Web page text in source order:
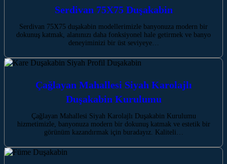
Serdivan 75X75 Duşakabin
Serdivan 75X75 duşakabin modellerimizle banyonuza modern bir
dokunuş katmak, alanınızı daha fonksiyonel hale getirmek ve banyo
deneyiminizi bir üst seviyeye…
Çağlayan Mahallesi Siyah Karolajlı
Duşakabin Kurulumu
Çağlayan Mahallesi Siyah Karolajlı Duşakabin Kurulumu
hizmetimizle, banyonuza modern bir dokunuş katmak ve estetik bir
görünüm kazandırmak için buradayız. Kaliteli…